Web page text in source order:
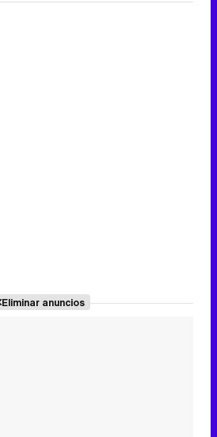
Eliminar anuncios